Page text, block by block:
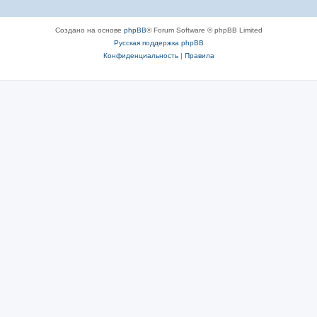
Создано на основе phpBB® Forum Software © phpBB Limited
Русская поддержка phpBB
Конфиденциальность| Правила